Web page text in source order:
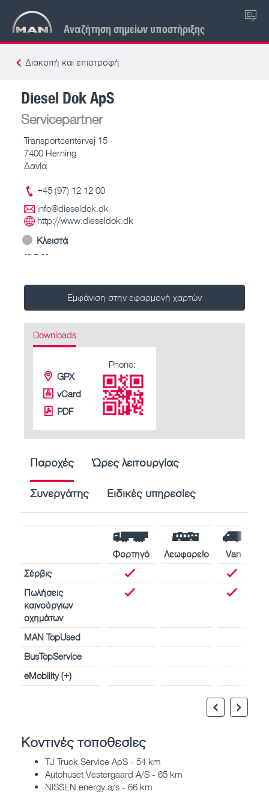
Αναζήτηση σημείων υποστήριξης
EL
Διακοπή και επιστροφή
Diesel Dok ApS
Servicepartner
Transportcentervej 15
7400 Herning
Δανία
+45 (97) 12 12 00
info@dieseldok.dk
http://www.dieseldok.dk
Κλειστά
-- – --
Εμφάνιση στην εφαρμογή χαρτών
Downloads
GPX
vCard
PDF
Phone:
Παροχές Ώρες λειτουργίας
Συνεργάτης Ειδικές υπηρεσίες
Φορτηγό Λεωφορείο
Van
Σέρβις
Πωλήσεις
καινούργιων
οχημάτων
MAN TopUsed
BusTopService
eMobility (+)
Κοντινές τοποθεσίες
TJ Truck Service ApS - 54 km
Autohuset Vestergaard A/S - 65 km
NISSEN energy a/s - 66 km